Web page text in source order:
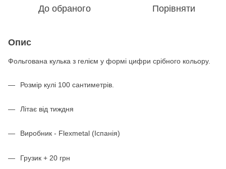
До обраного Порівняти
Опис
Фольгована кулька з гелієм у формі цифри срібного кольору.
Розмір кулі 100 сантиметрів.
Літає від тиждня
Виробник - Flexmetal (Іспанія)
Грузик + 20 грн